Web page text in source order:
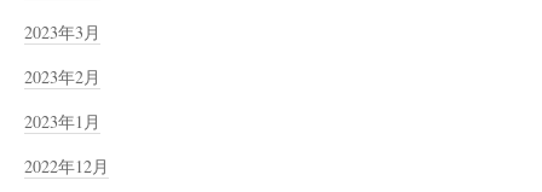
2023年3月
2023年2月
2023年1月
2022年12月